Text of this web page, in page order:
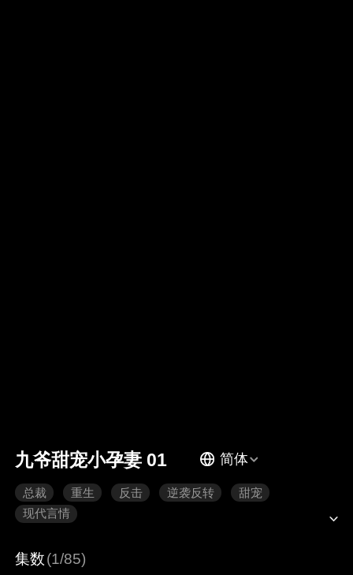
九爷甜宠小孕妻 01 简体
总裁 重生 反击 逆袭反转
甜宠
现代言情
集数(1/85)